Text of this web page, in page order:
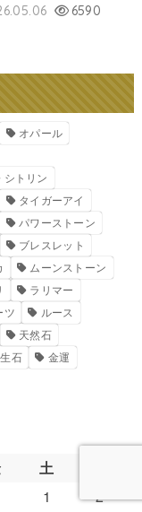
6590
オパール
シトリン
タイガーアイ
パワーストーン
ブレスレット
ムーンストーン
ラリマー
ツ
ルース
天然石
石
金運
土
1
2